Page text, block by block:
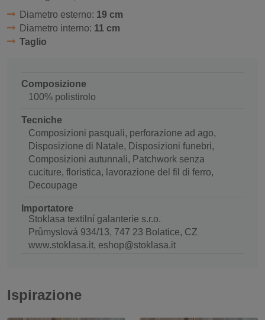
Diametro esterno: 19 cm
Diametro interno: 11 cm
Taglio
Composizione
100% polistirolo
Tecniche
Composizioni pasquali, perforazione ad ago,
Disposizione di Natale, Disposizioni funebri,
Composizioni autunnali, Patchwork senza
cuciture, floristica, lavorazione del fil di ferro,
Decoupage
Importatore
Stoklasa textilní galanterie s.r.o.
Průmyslová 934/13, 747 23 Bolatice, CZ
www.stoklasa.it, eshop@stoklasa.it
Ispirazione